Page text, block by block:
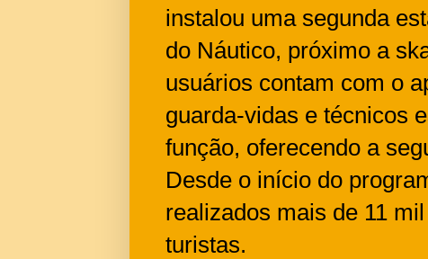
instalou uma segunda
do Náutico, próximo a
usuários contam com o
guarda-vidas e técnicos
função, oferecendo a
Desde o início do
realizados mais de 11
turistas.